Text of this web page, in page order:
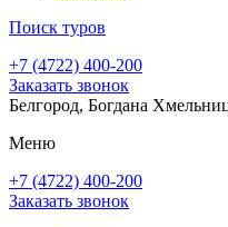
Поиск туров
+7 (4722) 400-200
Заказать звонок
Белгород, Богдана
Меню
+7 (4722) 400-200
Заказать звонок